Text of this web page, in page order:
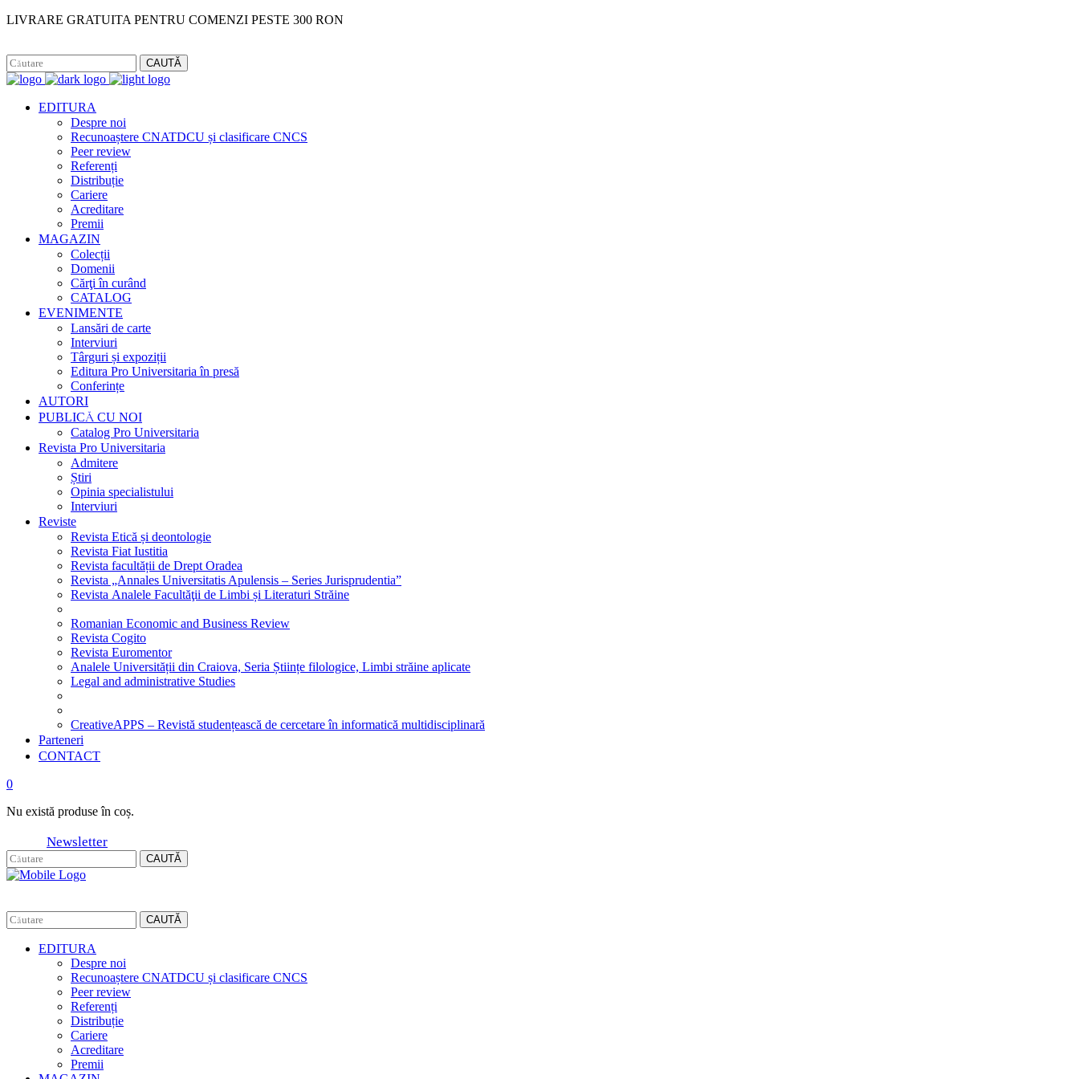
LIVRARE GRATUITA PENTRU COMENZI PESTE 300 RON
CAUTĂ
EDITURA
Despre noi
Recunoaștere CNATDCU și clasificare CNCS
Peer review
Referenți
Distribuție
Cariere
Acreditare
Premii
MAGAZIN
Colecții
Domenii
Cărţi în curând
CATALOG
EVENIMENTE
Lansări de carte
Interviuri
Târguri și expoziții
Editura Pro Universitaria în presă
Conferințe
AUTORI
PUBLICĂ CU NOI
Catalog Pro Universitaria
Revista Pro Universitaria
Admitere
Știri
Opinia specialistului
Interviuri
Reviste
Revista Etică și deontologie
Revista Fiat Iustitia
Revista facultății de Drept Oradea
Revista „Annales Universitatis Apulensis – Series Jurisprudentia”
Revista Analele Facultăţii de Limbi și Literaturi Străine
Romanian Economic and Business Review
Revista Cogito
Revista Euromentor
Analele Universității din Craiova, Seria Științe filologice, Limbi străine aplicate
Legal and administrative Studies
CreativeAPPS – Revistă studențească de cercetare în informatică multidisciplinară
Parteneri
CONTACT
0
Nu există produse în coș.
Newsletter
CAUTĂ
CAUTĂ
EDITURA
Despre noi
Recunoaștere CNATDCU și clasificare CNCS
Peer review
Referenți
Distribuție
Cariere
Acreditare
Premii